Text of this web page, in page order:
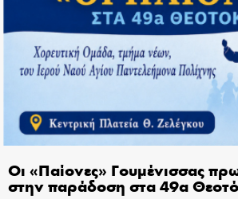
Οι «Παίονες» Γουμένισσας
στην παράδοση στα 49α